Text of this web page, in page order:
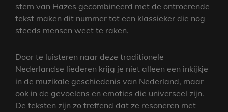
stem van Hazes gecombineerd met de ontroerende
tekst maken dit nummer tot een klassieker die nog
steeds mensen weet te raken.
Door te luisteren naar deze traditionele
Nederlandse liederen krijg je niet alleen een inkijkje
in de muzikale geschiedenis van Nederland, maar
ook in de gevoelens en emoties die universeel zijn.
De teksten zijn zo treffend dat ze resoneren met